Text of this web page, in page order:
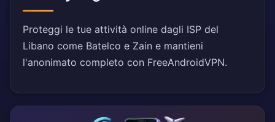
Proteggi le tue attività online dagli ISP del
Libano come Batelco e Zain e mantieni
l'anonimato completo con FreeAndroidVPN.